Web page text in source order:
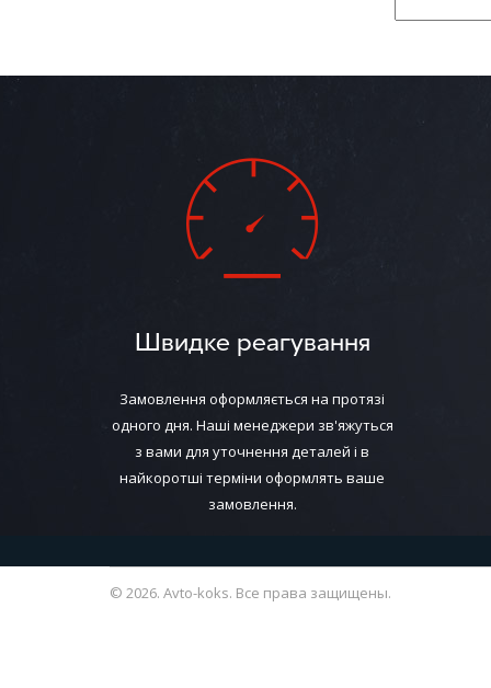
Швидке реагування
Замовлення оформляється на протязі
одного дня. Наші менеджери зв'яжуться
з вами для уточнення деталей і в
найкоротші терміни оформлять ваше
замовлення.
© 2026. Avto-koks. Все права защищены.